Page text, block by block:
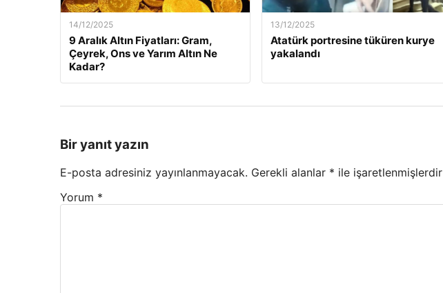
14/12/2025
9 Aralık Altın Fiyatları: Gram,
Çeyrek, Ons ve Yarım Altın Ne
Kadar?
13/12/2025
Atatürk portresine tüküren kurye
yakalandı
Bir yanıt yazın
E-posta adresiniz yayınlanmayacak. Gerekli alanlar * ile işaretlenmişlerdir
Yorum *